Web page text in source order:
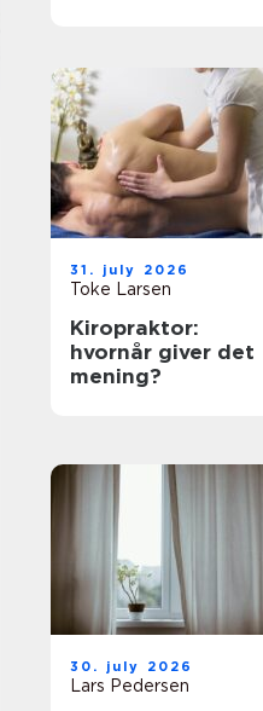
31. july 2026
Toke Larsen
Kiropraktor:
hvornår giver det
mening?
30. july 2026
Lars Pedersen